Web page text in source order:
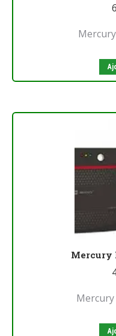
Mercury
Mercury